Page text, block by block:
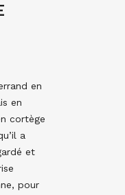
en
en
cortège
a
et
pour